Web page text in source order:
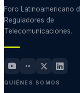
Foro Latinoamericano
Reguladores de
Telecomunicaciones.
QUIÉNES SOMOS